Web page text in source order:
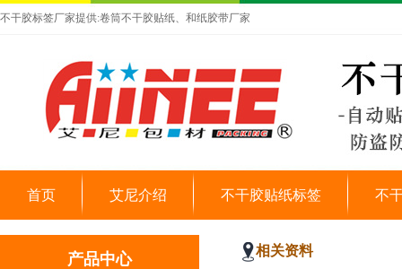
不干胶标签厂家提供:卷筒不干胶贴纸、和纸胶带厂家
首页 艾尼介绍 不干胶贴纸标签 不
产品中心 相关资料